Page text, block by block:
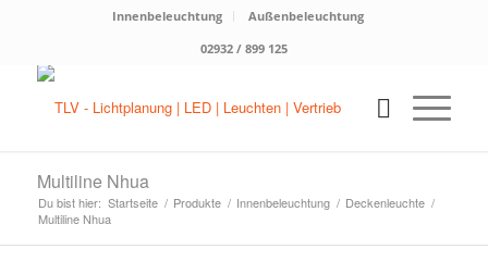
Innenbeleuchtung
Außenbeleuchtung
02932 / 899 125
Multiline Nhua
Du bist hier: Startseite / Produkte / Innenbeleuchtung / Deckenleuchte /
Multiline Nhua